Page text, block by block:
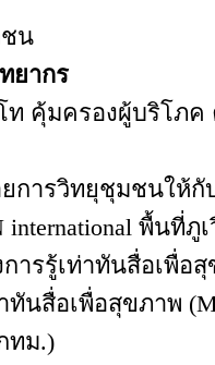
ชน
ยากร
คุ้มครองผู้บริโภ
การวิทยุชุมชนให้
พื้นที่ภู
ารรู้เท่าทันสื่อเพื่อ
นสื่อเพื่อสุขภาพ
ทม.)